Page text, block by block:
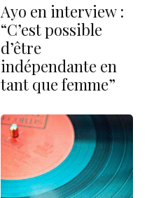
Ayo en interview :
“C’est possible
d’être
indépendante en
tant que femme”